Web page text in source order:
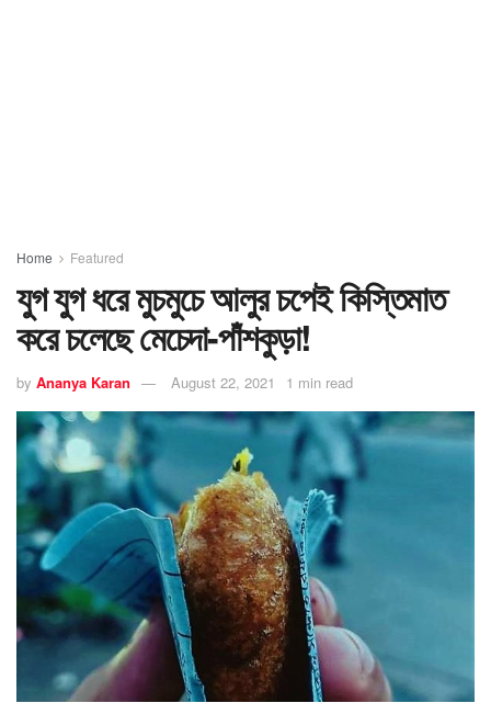
Home Featured
যুগ যুগ ধরে মুচমুচে আলুর চপেই কিস্তিমাত
করে চলেছে মেচেদা-পাঁশকুড়া!
by Ananya Karan August 22, 2021 1 min read